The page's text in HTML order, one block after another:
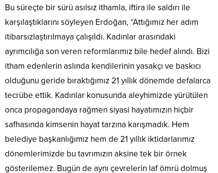
Bu süreçte bir sürü asılsız ithamla, iftira ile saldırı ile
karşılaştıklarını söyleyen Erdoğan, “Attığımız her adım
itibarsızlaştırılmaya çalışıldı. Kadınlar arasındaki
ayrımcılığa son veren reformlarımız bile hedef alındı. Bizi
itham edenlerin aslında kendilerinin yasakçı ve baskıcı
olduğunu geride bıraktığımız 21 yıllık dönemde defalarca
tecrübe ettik. Kadınlar konusunda aleyhimizde yürütülen
onca propagandaya rağmen siyasi hayatımızın hiçbir
safhasında kimsenin hayat tarzına karışmadık. Hem
belediye başkanlığımız hem de 21 yıllık iktidarlarımız
dönemlerimizde bu tavrımızın aksine tek bir örnek
gösterilemez. Bugün de aynı çevrelerin laf ömrü dolmuş